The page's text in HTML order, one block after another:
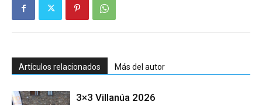
Artículos relacionados Más del autor
3×3 Villanúa 2026